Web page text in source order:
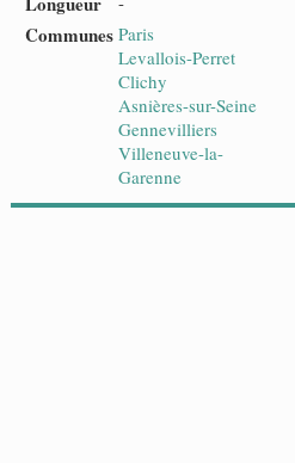
Communes Paris
Levallois-Perret
Clichy
Asnières-sur-Seine
Gennevilliers
Villeneuve-la-
Garenne